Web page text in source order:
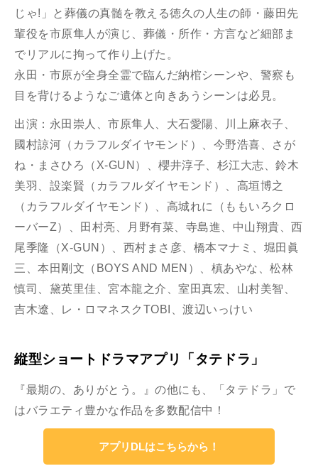
じゃ!」と葬儀の真髄を教える徳久の人生の師・藤田先
輩役を市原隼人が演じ、葬儀・所作・方言など細部ま
でリアルに拘って作り上げた。
永田・市原が全身全霊で臨んだ納棺シーンや、 警察も
目を背けるようなご遺体と向きあうシーンは必見。
出演：永田崇人、市原隼人、大石愛陽、川上麻衣子、
國村諒河（カラフルダイヤモンド）、今野浩喜、さが
ね・まさひろ（X-GUN）、櫻井淳子、杉江大志、鈴木
美羽、設楽賢（カラフルダイヤモンド）、高垣博之
（カラフルダイヤモンド）、高城れに（ももいろクロ
ーバーZ）、田村亮、月野有菜、寺島進、中山翔貴、西
尾季隆（X-GUN）、西村まさ彦、橋本マナミ、堀田眞
三、本田剛文（BOYS AND MEN）、槙あやな、松林
慎司、黛英里佳、宮本龍之介、室田真宏、山村美智、
吉木遼、レ・ロマネスクTOBI、渡辺いっけい
縦型ショートドラマアプリ「タテドラ」
『最期の、ありがとう。』の他にも、「タテドラ」で
はバラエティ豊かな作品を多数配信中！
アプリDLはこちらから！